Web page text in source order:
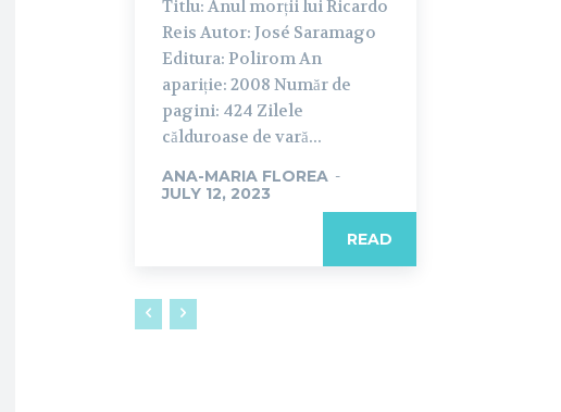
Titlu: Anul morții lui Ricardo
Reis Autor: José Saramago
Editura: Polirom An
apariție: 2008 Număr de
pagini: 424 Zilele
călduroase de vară...
ANA-MARIA FLOREA -
JULY 12, 2023
READ